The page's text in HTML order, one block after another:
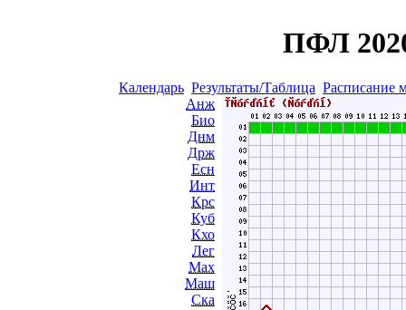
ПФЛ
Календарь Результаты/Таблица Расписание
Анж
Био
Днм
Држ
Есн
Инт
Крс
Куб
Кхо
Лег
Мах
Маш
Ска